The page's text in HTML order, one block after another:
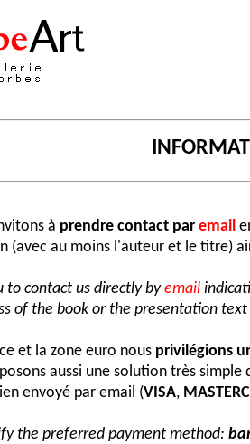
à prendre contact par email
(avec au moins l'auteur et le titre)
to contact us directly byemail
of the book or the presentation
et la zone euro nous privilégions
aussi une solution très simple
envoyé par email (VISA,
the preferred payment method: